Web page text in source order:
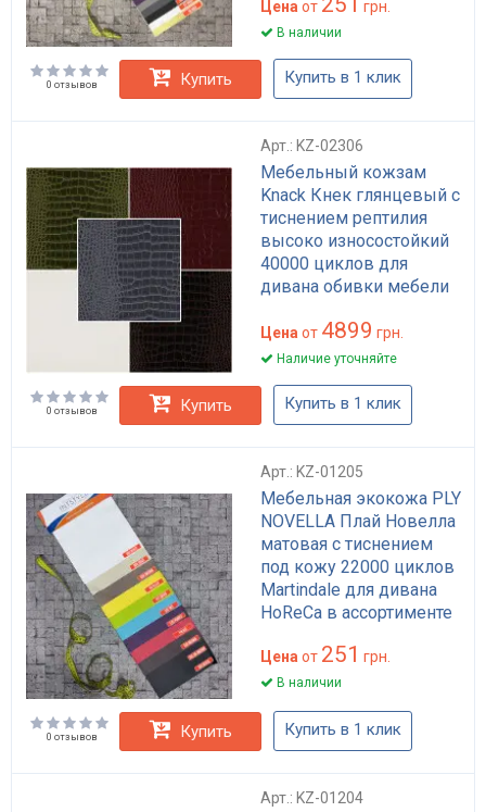
матовая экошкіра
Цена от грн.
В наличии
0 отзывов Купить Купить в 1 клик
Арт.: KZ-02306
Мебельный кожзам
Knack Кнек глянцевый с
тиснением рептилия
высоко износостойкий
40000 циклов для
дивана обивки мебели
Цена от 4899 грн.
Наличие уточняйте
0 отзывов Купить Купить в 1 клик
Арт.: KZ-01205
Мебельная экокожа PLY
NOVELLA Плай Новелла
матовая с тиснением
под кожу 22000 циклов
Martindale для дивана
HoReCa в ассортименте
Цена от 251 грн.
В наличии
0 отзывов Купить Купить в 1 клик
Арт.: KZ-01204